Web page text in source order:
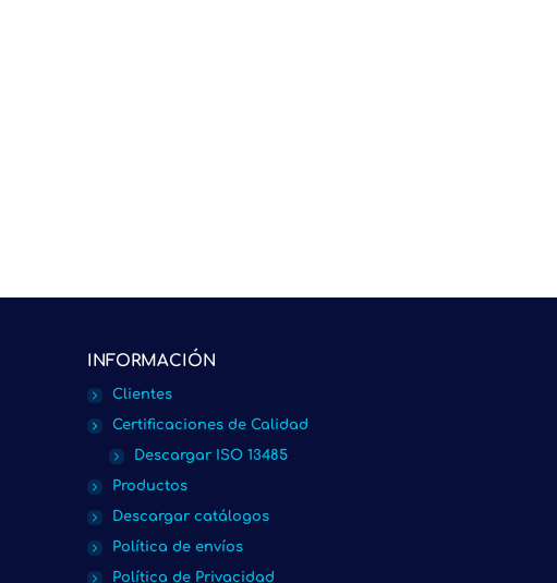
INFORMACIÓN
Clientes
Certificaciones de Calidad
Descargar ISO 13485
Productos
Descargar catálogos
Política de envíos
Política de Privacidad